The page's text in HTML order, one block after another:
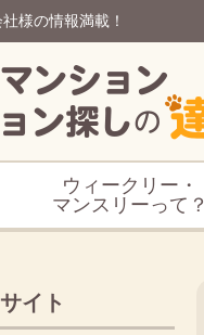
様の情報満載！
ウィークリー・
マンスリーって？
イト